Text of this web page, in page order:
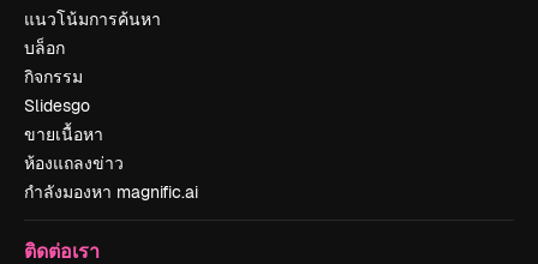
แนวโน้มการค้นหา
บล็อก
กิจกรรม
Slidesgo
ขายเนื้อหา
ห้องแถลงข่าว
กำลังมองหา magnific.ai
ติดต่อเรา